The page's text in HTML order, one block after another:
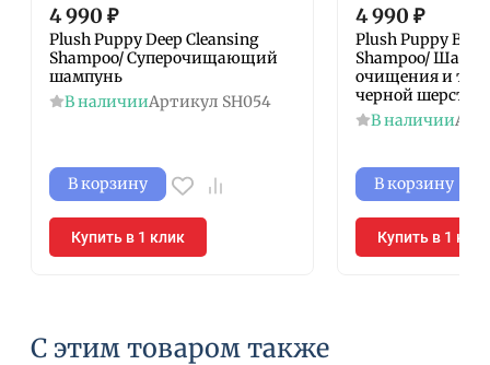
4 990 ₽
Plush Puppy Deep Cleansing
Shampoo/ Суперочищающий
шампунь
В наличииАртикул SH054
В корзину
Купить в 1 клик
4 990 ₽
Plush Puppy
Shampoo/
очищения и
черной шерсти
В наличии
В корзину
Купить в 1 клик
С этим товаром также